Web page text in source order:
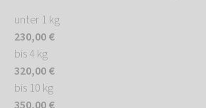
unter 1 kg
230,00 €
bis 4 kg
320,00 €
bis 10 kg